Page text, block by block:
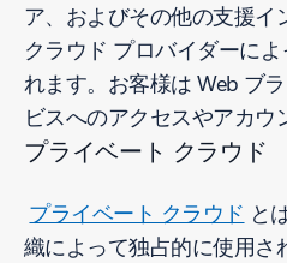
ア、およびその他の支援イ
クラウド プロバイダーに
れます。お客様は Web ブ
ビスへのアクセスやアカウ
プライベート クラウド
プライベート クラウド と
織によって独占的に使用さ